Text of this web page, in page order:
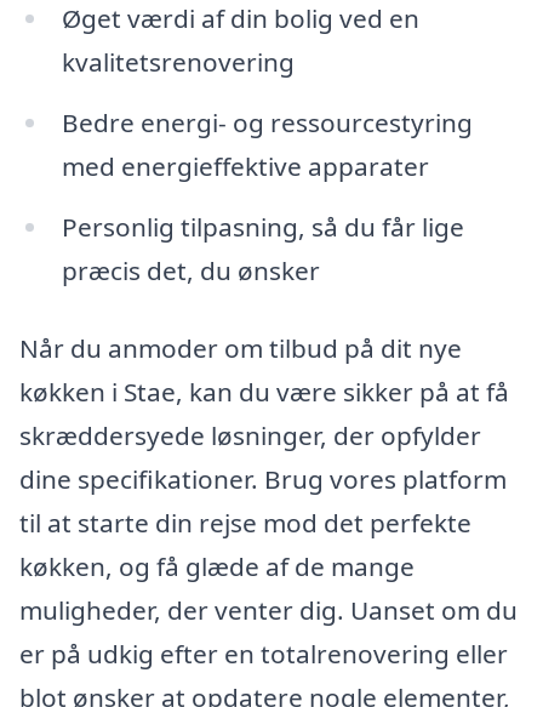
Øget værdi af din bolig ved en
kvalitetsrenovering
Bedre energi- og ressourcestyring
med energieffektive apparater
Personlig tilpasning, så du får lige
præcis det, du ønsker
Når du anmoder om tilbud på dit nye
køkken i Stae, kan du være sikker på at få
skræddersyede løsninger, der opfylder
dine specifikationer. Brug vores platform
til at starte din rejse mod det perfekte
køkken, og få glæde af de mange
muligheder, der venter dig. Uanset om du
er på udkig efter en totalrenovering eller
blot ønsker at opdatere nogle elementer,